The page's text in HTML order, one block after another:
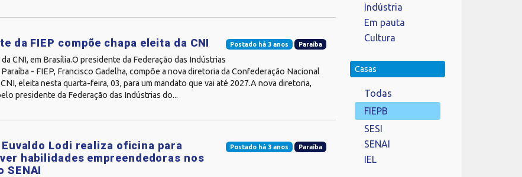
Postado há 3 anos Paraíba
da FIEP compõe chapa eleita da CNI
CNI, em Brasília.O presidente da Federação das Indústrias
- FIEP, Francisco Gadelha, compõe a nova diretoria da Confederação Nacional
eleita nesta quarta-feira, 03, para um mandato que vai até 2027.A nova diretoria,
presidente da Federação das Indústrias do...
Postado há 3 anos Paraíba
Lodi realiza oficina para
habilidades empreendedoras nos
SENAI
Indústria
Em pauta
Cultura
Casas
Todas
FIEPB
SESI
SENAI
IEL